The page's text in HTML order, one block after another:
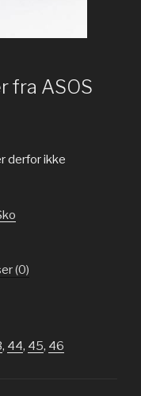
fra ASOS
derfor ikke
(0)
, 44, 45, 46